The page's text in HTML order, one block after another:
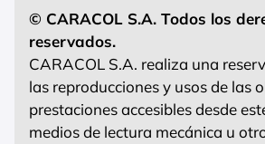
© CARACOL S.A. Todos los
reservados.
CARACOL S.A. realiza una
las reproducciones y usos de las
prestaciones accesibles desde
medios de lectura mecánica u